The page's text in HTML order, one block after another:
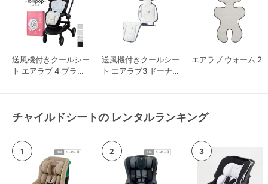
送風機付きクールシー
ト エアラブ 4 プラス
送風機付きクールシー
ト エアラブ3 ドーナ
エアラブ ウォーム 2
チャイルドシートの レンタルランキング